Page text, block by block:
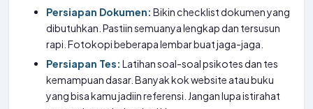
Persiapan Dokumen: Bikin checklist dokumen yang
dibutuhkan. Pastiin semuanya lengkap dan tersusun
rapi. Fotokopi beberapa lembar buat jaga-jaga.
Persiapan Tes: Latihan soal-soal psikotes dan tes
kemampuan dasar. Banyak kok website atau buku
yang bisa kamu jadiin referensi. Jangan lupa istirahat